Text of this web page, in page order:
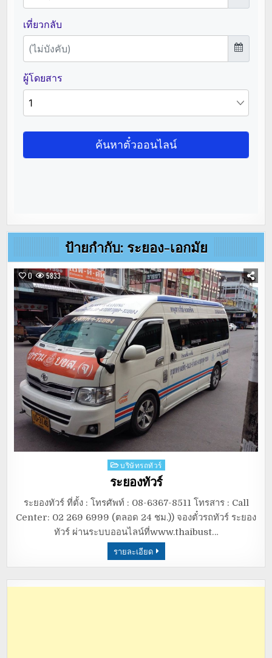
ป้ายกำกับ: ระยอง-เอกมัย
0 5833
Posted
in
บริษัทรถทัวร์
ระยองทัวร์
ระยองทัวร์ ที่ตั้ง : โทรศัพท์ : 08-6367-8511 โทรสาร : Call
Center: 02 269 6999 (ตลอด 24 ชม.)) จองตั๋วรถทัวร์ ระยอง
ทัวร์ ผ่านระบบออนไลน์ที่www.thaibust…
รายละเอียด